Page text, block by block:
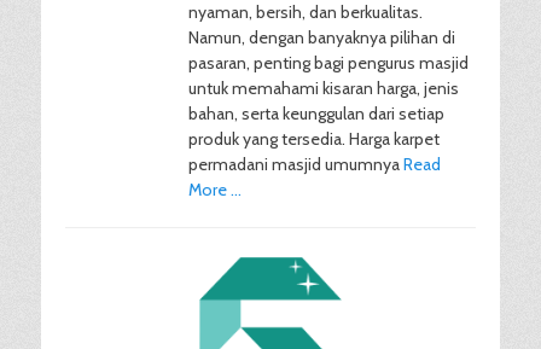
nyaman, bersih, dan berkualitas.
Namun, dengan banyaknya pilihan di
pasaran, penting bagi pengurus masjid
untuk memahami kisaran harga, jenis
bahan, serta keunggulan dari setiap
produk yang tersedia. Harga karpet
permadani masjid umumnyaRead
More …